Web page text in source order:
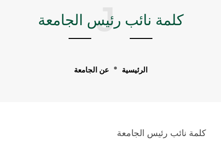
كلمة نائب رئيس الجامعة
J
الرئيسية عن الجامعة
كلمة نائب رئيس الجامعة